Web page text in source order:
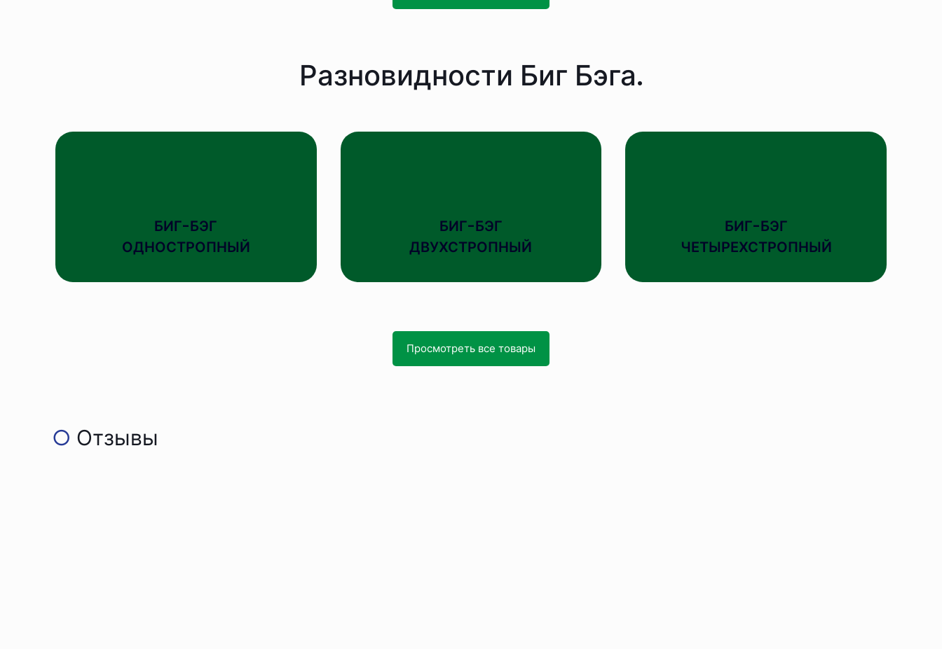
Разновидности Биг Бэга.
БИГ-БЭГ
ОДНОСТРОПНЫЙ
БИГ-БЭГ
ДВУХСТРОПНЫЙ
БИГ-БЭГ
ЧЕТЫРЕХСТРОПНЫЙ
Просмотреть все товары
○ Отзывы